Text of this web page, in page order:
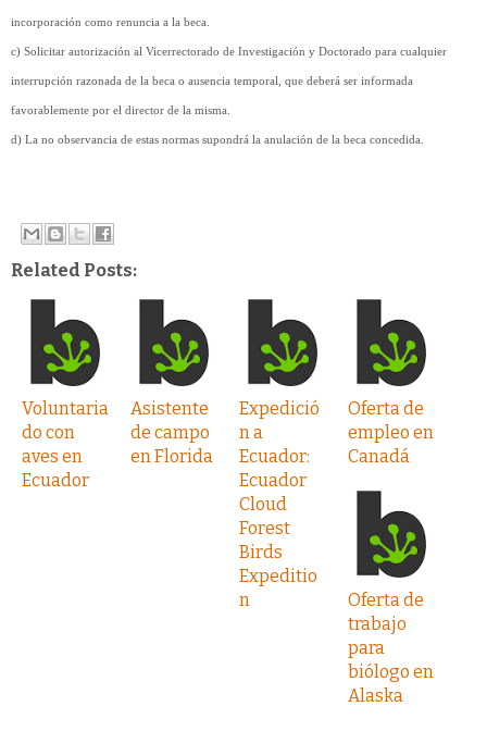
incorporación como renuncia a la beca.
c) Solicitar autorización al Vicerrectorado de Investigación y Doctorado para cualquier
interrupción razonada de la beca o ausencia temporal, que deberá ser informada
favorablemente por el director de la misma.
d) La no observancia de estas normas supondrá la anulación de la beca concedida.
Related Posts:
Voluntaria
do con
aves en
Ecuador
Asistente
de campo
en Florida
Expedició
n a
Ecuador:
Ecuador
Cloud
Forest
Birds
Expeditio
n
Oferta de
empleo en
Canadá
Oferta de
trabajo
para
biólogo en
Alaska